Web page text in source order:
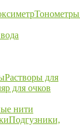
Тонометры
Растворы для
для очков
нити
Подгузники,